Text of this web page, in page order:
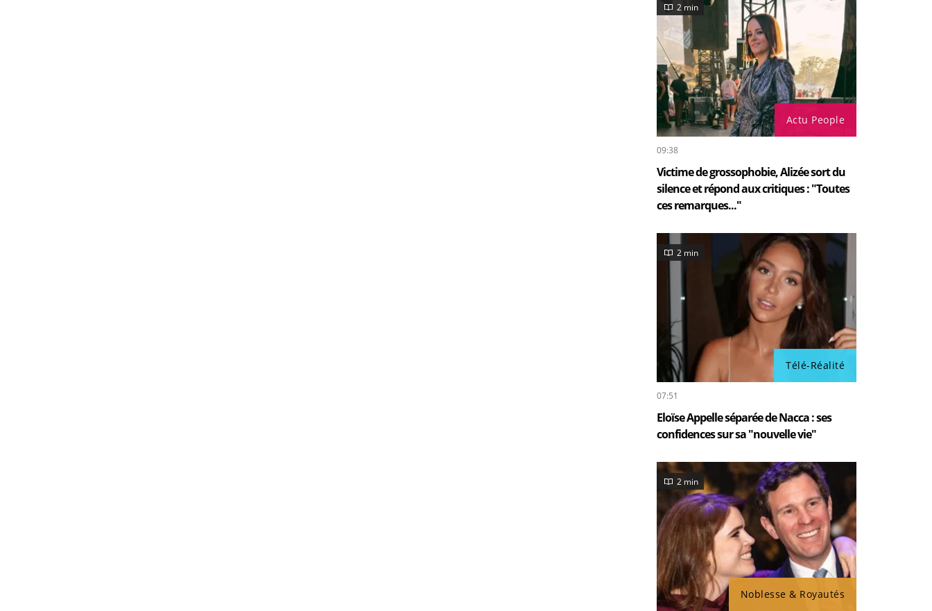
Actu People
2 min
09:38
Victime de grossophobie, Alizée sort du
silence et répond aux critiques : "Toutes
ces remarques..."
Télé-Réalité
2 min
07:51
Eloïse Appelle séparée de Nacca : ses
confidences sur sa "nouvelle vie"
Noblesse & Royautés
2 min